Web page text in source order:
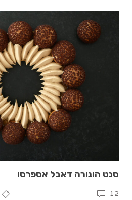
סנט הונורה דאבל אספרסו
12